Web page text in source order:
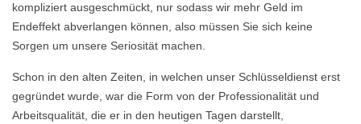
kompliziert ausgeschmückt, nur sodass wir mehr Geld im
Endeffekt abverlangen können, also müssen Sie sich keine
Sorgen um unsere Seriosität machen.
Schon in den alten Zeiten, in welchen unser Schlüsseldienst erst
gegründet wurde, war die Form von der Professionalität und
Arbeitsqualität, die er in den heutigen Tagen darstellt,